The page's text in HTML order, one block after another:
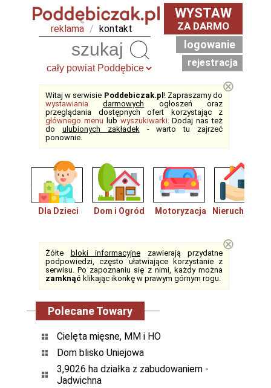
reklama / kontakt
WYSTAW
ZA DARMO
logowanie
rejestracja
Witaj w serwisie Poddebiczak.pl ! Zapraszamy do
wystawiania
darmowych ogłoszeń oraz
przeglądania dostępnych ofert korzystając z
głównego menu lub wyszukiwarki. Dodaj nas też
do ulubionych zakładek- warto tu zajrzeć
ponownie.
⊗
Dla Dzieci Dom i Ogród Motoryzacja
Żółte bloki informacyjne zawierają przydatne
podpowiedzi, często ułatwiające korzystanie z
serwisu. Po zapoznaniu się z nimi, każdy można
zamknąć klikając ikonkę w prawym górnym rogu.
⊗
Polecane Towary
Cielęta mięsne, MM i HO
Dom blisko Uniejowa
3,9026 ha działka z zabudowaniem -
Jadwichna